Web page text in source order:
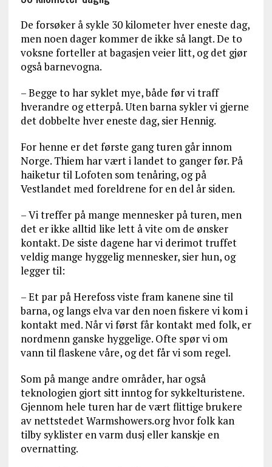
De forsøker å sykle 30 kilometer hver eneste dag,
men noen dager kommer de ikke så langt. De to
voksne forteller at bagasjen veier litt, og det gjør
også barnevogna.
– Begge to har syklet mye, både før vi traff
hverandre og etterpå. Uten barna sykler vi gjerne
det dobbelte hver eneste dag, sier Hennig.
For henne er det første gang turen går innom
Norge. Thiem har vært i landet to ganger før. På
haiketur til Lofoten som tenåring, og på
Vestlandet med foreldrene for en del år siden.
– Vi treffer på mange mennesker på turen, men
det er ikke alltid like lett å vite om de ønsker
kontakt. De siste dagene har vi derimot truffet
veldig mange hyggelig mennesker, sier hun, og
legger til:
– Et par på Herefoss viste fram kanene sine til
barna, og langs elva var den noen fiskere vi kom i
kontakt med. Når vi først får kontakt med folk, er
nordmenn ganske hyggelige. Ofte spør vi om
vann til flaskene våre, og det får vi som regel.
Som på mange andre områder, har også
teknologien gjort sitt inntog for sykkelturistene.
Gjennom hele turen har de vært flittige brukere
av nettstedet Warmshowers.org hvor folk kan
tilby syklister en varm dusj eller kanskje en
overnatting.